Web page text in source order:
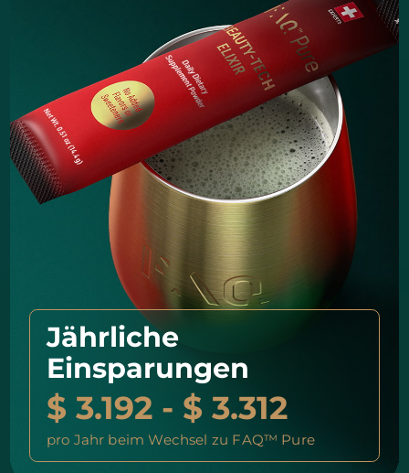
Jährliche
Einsparungen
$ 3.192 - $ 3.312
pro Jahr beim Wechsel zu FAQ™ Pure